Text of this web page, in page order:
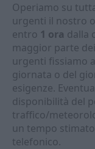
Operiamo su
urgenti il nostro
entro 1 ora dalla
maggior parte
urgenti fissiamo
giornata o del
esigenze.
disponibilità del
traffico/
un tempo
telefonico.